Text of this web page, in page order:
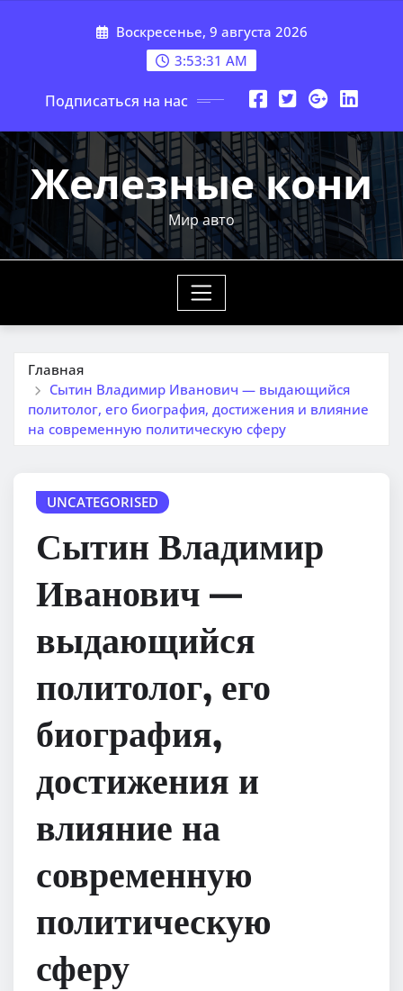
Воскресенье, 9 августа 2026
3:53:32 AM
Подписаться на нас
Железные кони
Мир авто
Главная
Сытин Владимир Иванович — выдающийся
политолог, его биография, достижения и влияние
на современную политическую сферу
UNCATEGORISED
Сытин Владимир
Иванович —
выдающийся
политолог, его
биография,
достижения и
влияние на
современную
политическую
сферу